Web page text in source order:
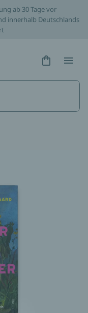
ab 30 Tage vor
innerhalb Deutschlands
Hidden